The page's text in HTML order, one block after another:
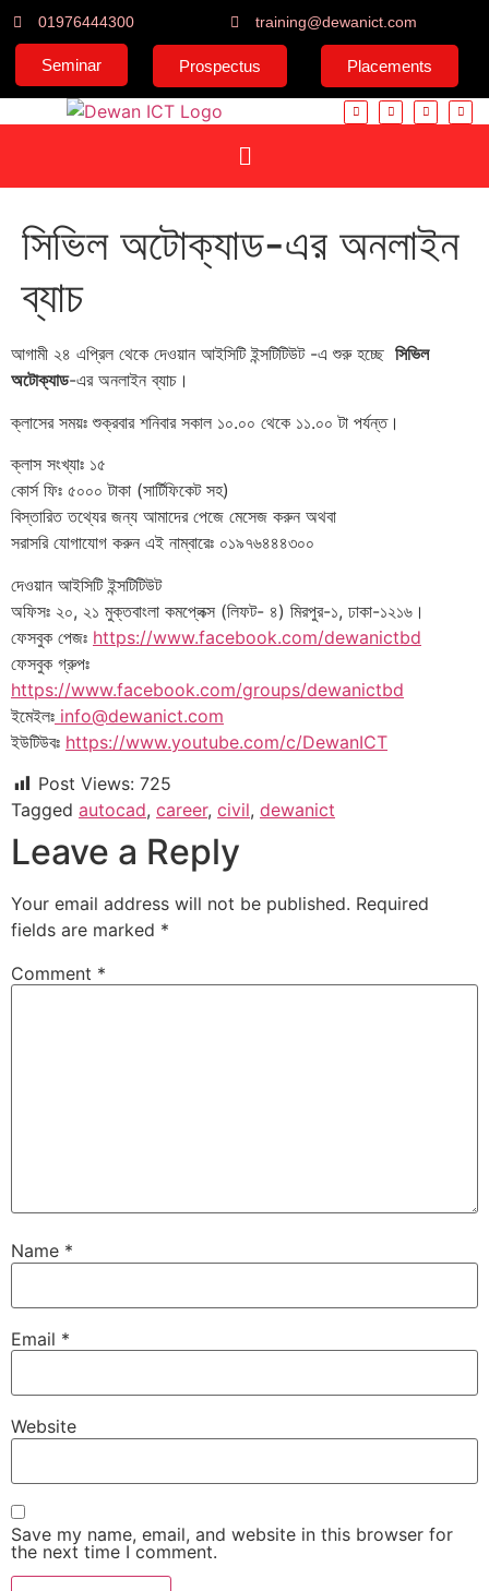
01976444300 training@dewanict.com
Seminar Prospectus Placements
সিভিল অটোক্যাড-এর অনলাইন
ব্যাচ
আগামী ২৪ এপ্রিল থেকে দেওয়ান আইসিটি ইন্সটিটিউট -এ শুরু হচ্ছে সিভিল
অটোক্যাড-এর অনলাইন ব্যাচ।
ক্লাসের সময়ঃ শুক্রবার শনিবার সকাল ১০.০০ থেকে ১১.০০ টা পর্যন্ত।
ক্লাস সংখ্যাঃ ১৫
কোর্স ফিঃ ৫০০০ টাকা (সার্টিফিকেট সহ)
বিস্তারিত তথ্যের জন্য আমাদের পেজে মেসেজ করুন অথবা
সরাসরি যোগাযোগ করুন এই নাম্বারেঃ ০১৯৭৬৪৪৪৩০০
দেওয়ান আইসিটি ইন্সটিটিউট
অফিসঃ ২০, ২১ মুক্তবাংলা কমপ্লেক্স (লিফট- ৪) মিরপুর-১, ঢাকা-১২১৬।
ফেসবুক পেজঃ https://www.facebook.com/dewanictbd
ফেসবুক গ্রুপঃ
https://www.facebook.com/groups/dewanictbd
ইমেইলঃ info@dewanict.com
ইউটিউবঃ https://www.youtube.com/c/DewanICT
Post Views: 725
Tagged autocad, career, civil, dewanict
Leave a Reply
Your email address will not be published. Required
fields are marked *
Comment *
Name *
Email *
Website
Save my name, email, and website in this browser for
the next time I comment.